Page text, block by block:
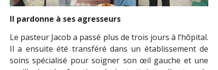
Il pardonne à ses agresseurs
Le pasteur Jacob a passé plus de trois jours à l’hôpital.
Il a ensuite été transféré dans un établissement de
soins spécialisé pour soigner son œil gauche et une